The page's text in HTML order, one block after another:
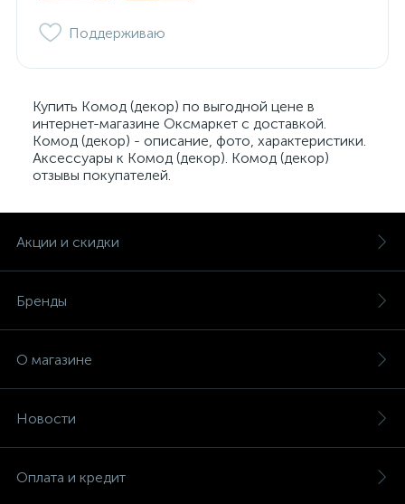
Поддерживаю
Купить Комод (декор) по выгодной цене в
интернет-магазине Оксмаркет с доставкой.
Комод (декор) - описание, фото, характеристики.
Аксессуары к Комод (декор). Комод (декор)
отзывы покупателей.
Акции и скидки
Бренды
О магазине
Новости
Оплата и кредит